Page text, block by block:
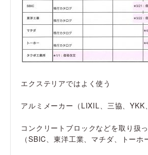
エクステリアではよく使う
アルミメーカー（LIXIL、三協、YKK
コンクリートブロックなどを取り扱
（SBIC、東洋工業、マチダ、トーホ